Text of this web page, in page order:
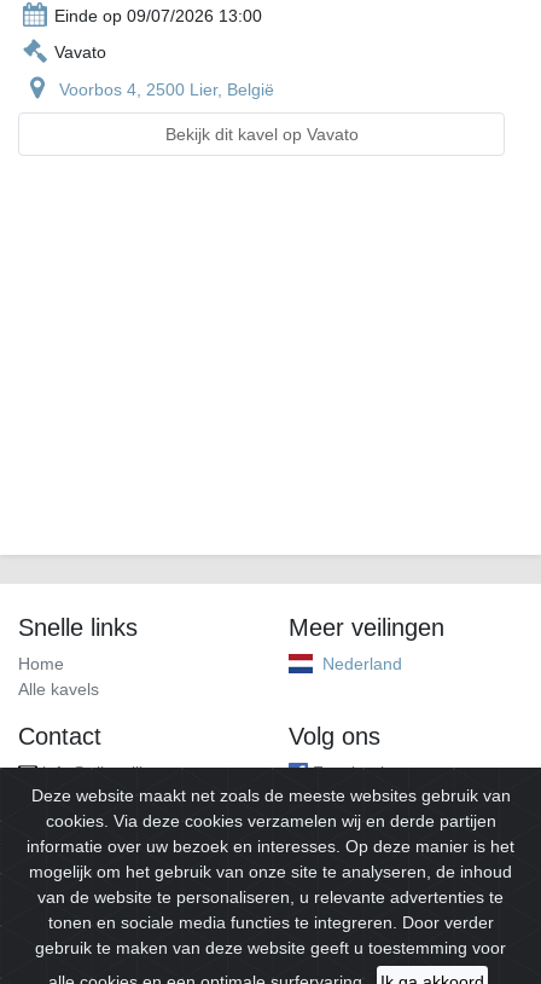
Einde op 09/07/2026 13:00
Vavato
Voorbos 4, 2500 Lier, België
Bekijk dit kavel op Vavato
Snelle links
Home
Alle kavels
Meer veilingen
Nederland
Contact
info@alleveilingen.net
Volg ons
Facebook
© 2026Alleveilingen.Alle rechten voorbehouden.
Deze website maakt net zoals de meeste websites gebruik van
cookies. Via deze cookies verzamelen wij en derde partijen
informatie over uw bezoek en interesses. Op deze manier is het
mogelijk om het gebruik van onze site te analyseren, de inhoud
van de website te personaliseren, u relevante advertenties te
tonen en sociale media functies te integreren. Door verder
gebruik te maken van deze website geeft u toestemming voor